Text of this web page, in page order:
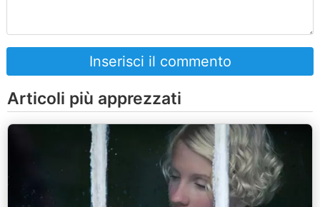
Inserisci il commento
Articoli più apprezzati